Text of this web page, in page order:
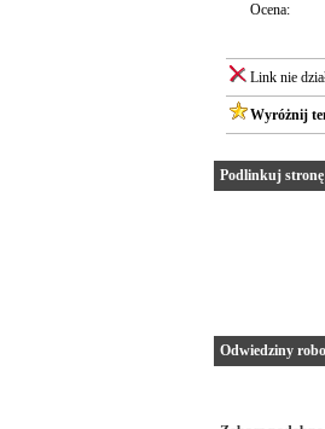
Ocena:
Link nie
Wyróżnij
Podlinkuj
Odwiedziny